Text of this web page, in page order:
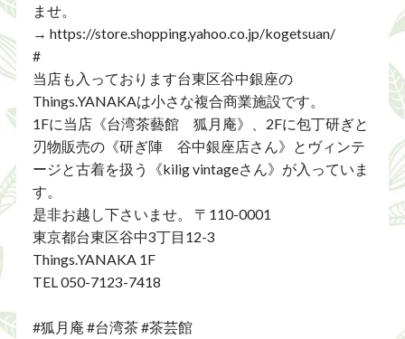
ませ。
→ https://store.shopping.yahoo.co.jp/kogetsuan/
#
当店も入っております台東区谷中銀座の
Things.YANAKAは小さな複合商業施設です。
1Fに当店《台湾茶藝館 狐月庵》、2Fに包丁研ぎと
刃物販売の《研ぎ陣 谷中銀座店さん》とヴィンテ
ージと古着を扱う《kilig vintageさん》が入っていま
す。
是非お越し下さいませ。 〒110-0001
東京都台東区谷中3丁目12-3
Things.YANAKA 1F
TEL 050-7123-7418
#狐月庵 #台湾茶 #茶芸館